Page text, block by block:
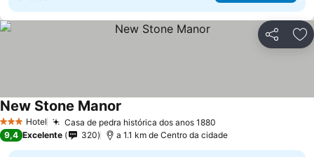
Partilhar
3 EstrelasHotel Casa de pedra histórica dos anos 1880
New Stone Manor
9,4 Excelente 320 a 1.1 km de Centro da cidade